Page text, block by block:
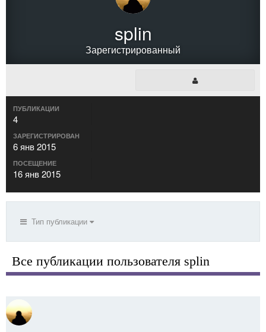
splin
Зарегистрированный
ПУБЛИКАЦИИ
4
ЗАРЕГИСТРИРОВАН
6 янв 2015
ПОСЕЩЕНИЕ
16 янв 2015
Тип публикации
Все публикации пользователя splin